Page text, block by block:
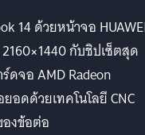
14 ด้วยหน้าจอ
กับชิปเซ็ตสุด
ดจอ AMD Radeon
อดด้วยเทคโนโลยี CNC
องข้อต่อ